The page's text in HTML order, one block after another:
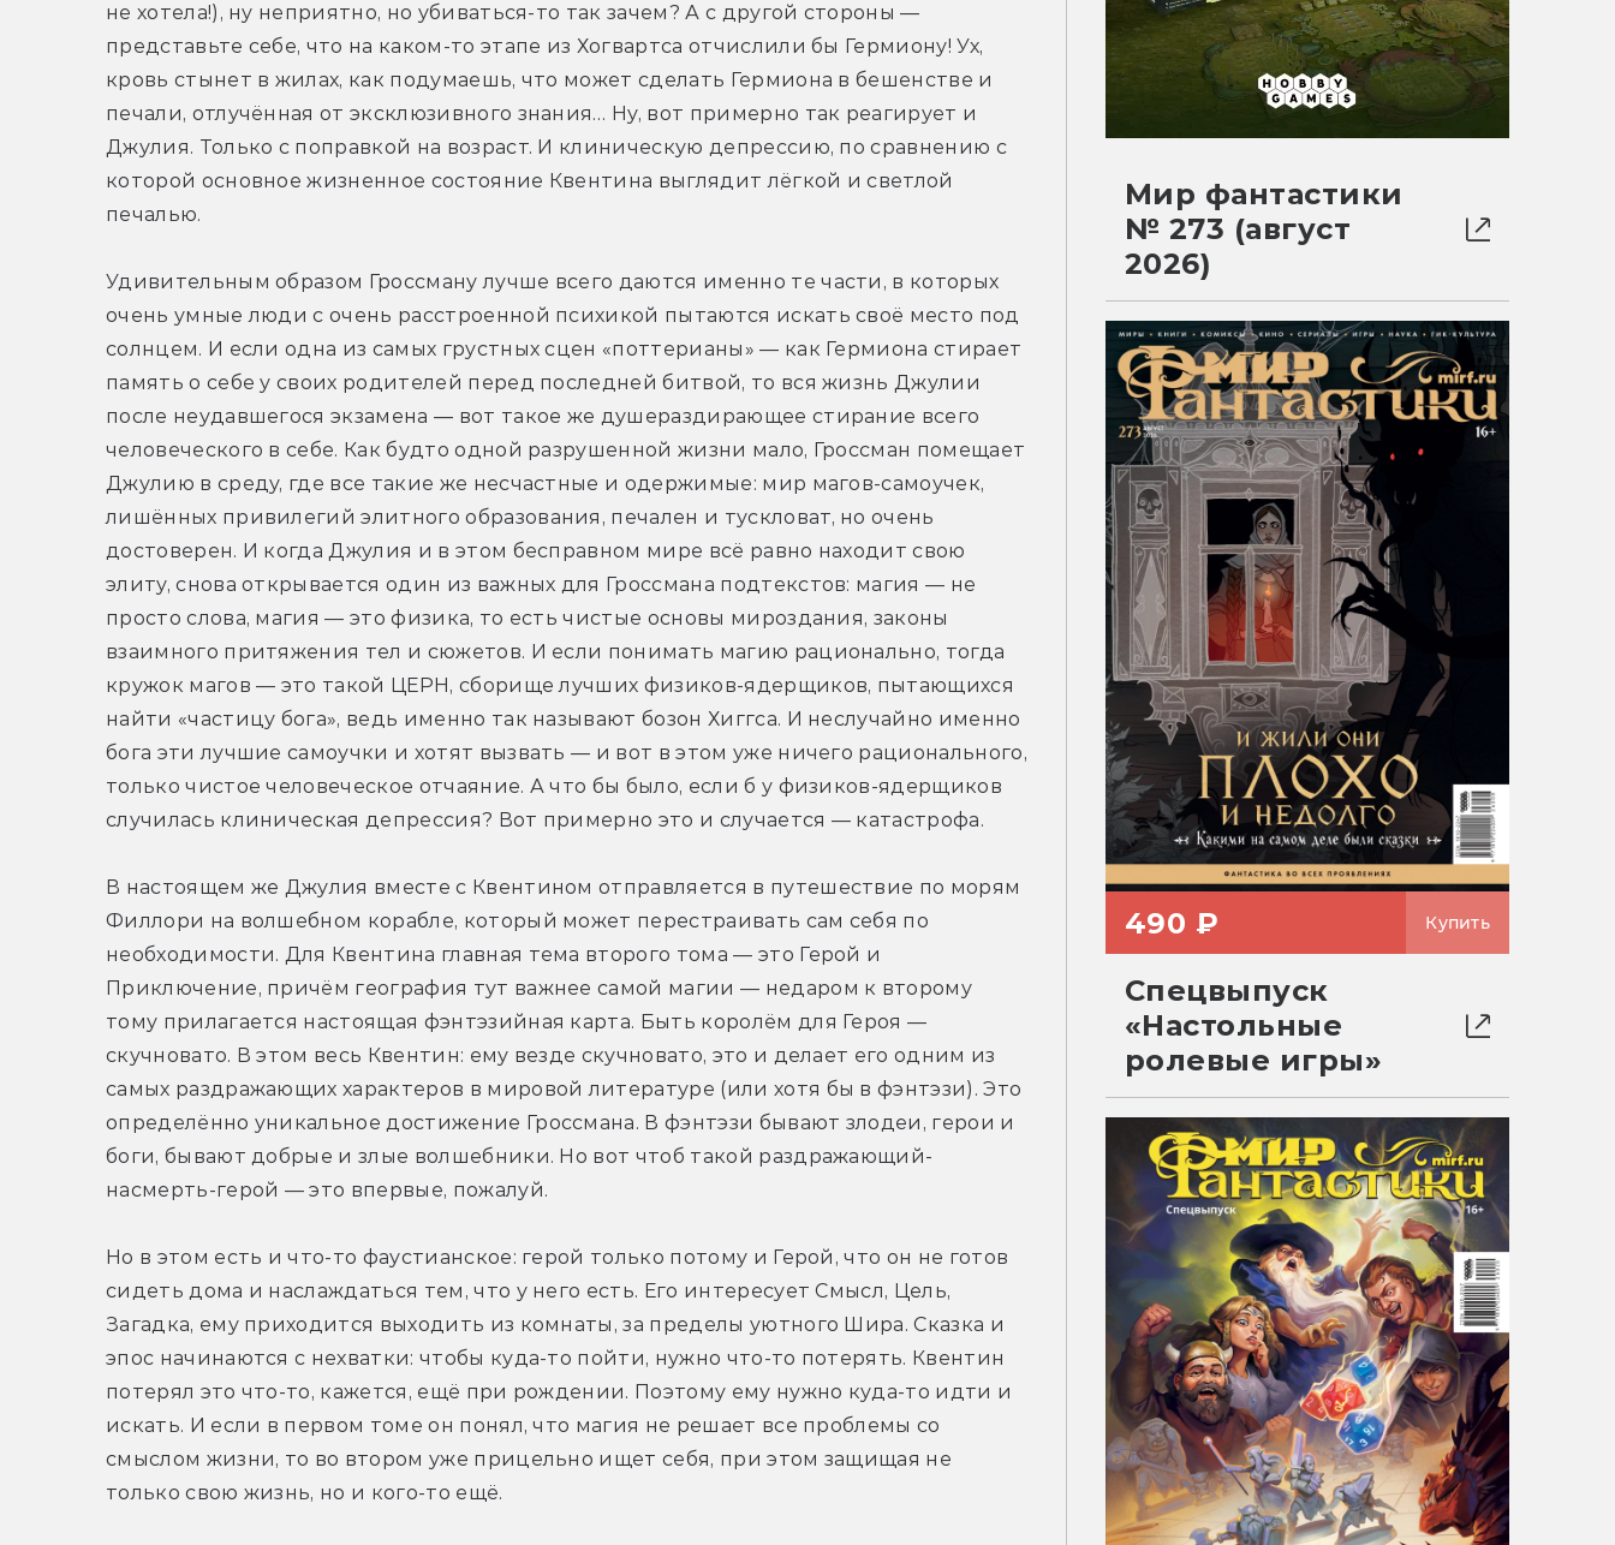
не хотела!), ну неприятно, но убиваться-то так зачем? А с другой стороны —
представьте себе, что на каком-то этапе из Хогвартса отчислили бы Гермиону! Ух,
кровь стынет в жилах, как подумаешь, что может сделать Гермиона в бешенстве и
печали, отлучённая от эксклюзивного знания… Ну, вот примерно так реагирует и
Джулия. Только с поправкой на возраст. И клиническую депрессию, по сравнению с
которой основное жизненное состояние Квентина выглядит лёгкой и светлой
печалью.
Удивительным образом Гроссману лучше всего даются именно те части, в которых
очень умные люди с очень расстроенной психикой пытаются искать своё место под
солнцем. И если одна из самых грустных сцен «поттерианы» — как Гермиона стирает
память о себе у своих родителей перед последней битвой, то вся жизнь Джулии
после неудавшегося экзамена — вот такое же душераздирающее стирание всего
человеческого в себе. Как будто одной разрушенной жизни мало, Гроссман помещает
Джулию в среду, где все такие же несчастные и одержимые: мир магов-самоучек,
лишённых привилегий элитного образования, печален и тускловат, но очень
достоверен. И когда Джулия и в этом бесправном мире всё равно находит свою
элиту, снова открывается один из важных для Гроссмана подтекстов: магия — не
просто слова, магия — это физика, то есть чистые основы мироздания, законы
взаимного притяжения тел и сюжетов. И если понимать магию рационально, тогда
кружок магов — это такой ЦЕРН, сборище лучших физиков-ядерщиков, пытающихся
найти «частицу бога», ведь именно так называют бозон Хиггса. И неслучайно именно
бога эти лучшие самоучки и хотят вызвать — и вот в этом уже ничего рационального,
только чистое человеческое отчаяние. А что бы было, если б у физиков-ядерщиков
случилась клиническая депрессия? Вот примерно это и случается — катастрофа.
В настоящем же Джулия вместе с Квентином отправляется в путешествие по морям
Филлори на волшебном корабле, который может перестраивать сам себя по
необходимости. Для Квентина главная тема второго тома — это Герой и
Приключение, причём география тут важнее самой магии — недаром к второму
тому прилагается настоящая фэнтэзийная карта. Быть королём для Героя —
скучновато. В этом весь Квентин: ему везде скучновато, это и делает его одним из
самых раздражающих характеров в мировой литературе (или хотя бы в фэнтэзи). Это
определённо уникальное достижение Гроссмана. В фэнтэзи бывают злодеи, герои и
боги, бывают добрые и злые волшебники. Но вот чтоб такой раздражающий-
насмерть-герой — это впервые, пожалуй.
Но в этом есть и что-то фаустианское: герой только потому и Герой, что он не готов
сидеть дома и наслаждаться тем, что у него есть. Его интересует Смысл, Цель,
Загадка, ему приходится выходить из комнаты, за пределы уютного Шира. Сказка и
эпос начинаются с нехватки: чтобы куда-то пойти, нужно что-то потерять. Квентин
потерял это что-то, кажется, ещё при рождении. Поэтому ему нужно куда-то идти и
искать. И если в первом томе он понял, что магия не решает все проблемы со
смыслом жизни, то во втором уже прицельно ищет себя, при этом защищая не
только свою жизнь, но и кого-то ещё.
Мир фантастики
№ 273 (август
2026)
490 ₽ Купить
Спецвыпуск
«Настольные
ролевые игры»